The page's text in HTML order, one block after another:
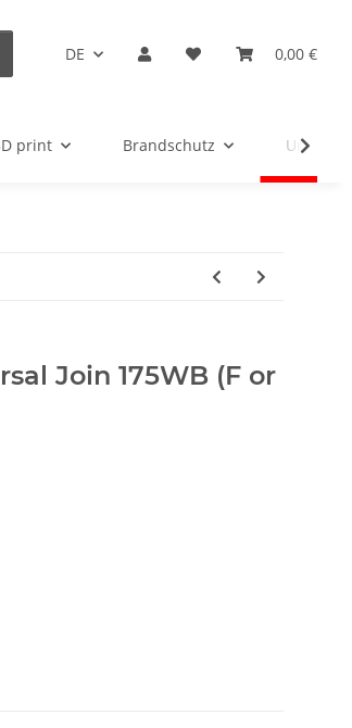
DE 0,00 €
print Brandschutz
Join 175WB (F or